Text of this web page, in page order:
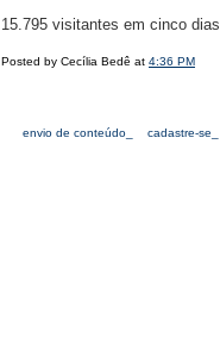
15.795 visitantes em cinco
Posted by Cecília Bedê at 4:36 PM
envio de conteúdo_ cadastre-se_